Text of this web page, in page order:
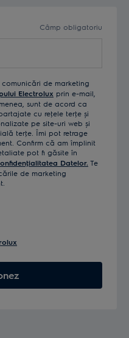
Câmp obligatoriu
de marketing
Electrolux prin e-mail,
sunt de acord ca
cu reţele terţe și
pe site-uri web și
terţe. Îmi pot retrage
Confirm că am împlinit
pot fi găsite în
Datelor. Te
de marketing